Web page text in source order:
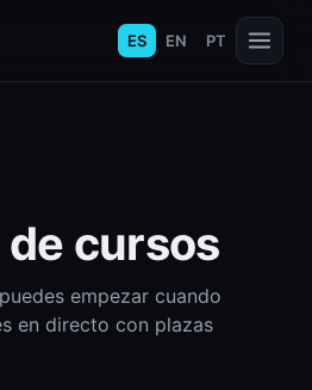
ES EN PT
cursos
empezar cuando
en directo con plazas